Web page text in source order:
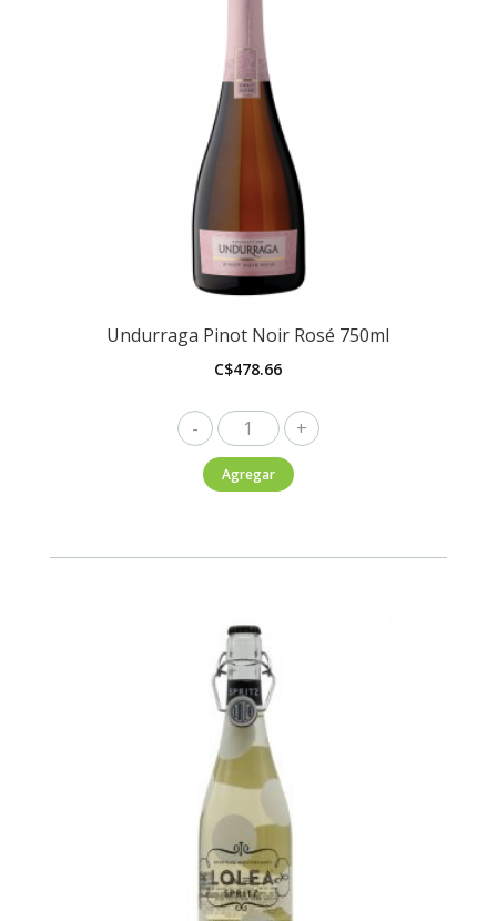
Undurraga Pinot Noir Rosé 750ml
C$478.66
Undurraga
Pinot
Noir
Agregar